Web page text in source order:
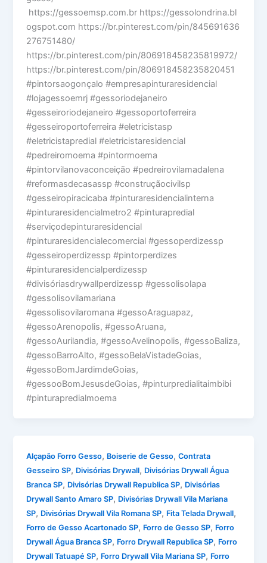
https://gessoemsp.com.br https://gessolondrina.bl
ogspot.com https://br.pinterest.com/pin/845691636
276751480/
https://br.pinterest.com/pin/806918458235819972/
https://br.pinterest.com/pin/806918458235820451
#pintorsaogonçalo #empresapinturaresidencial
#lojagessoemrj #gessoriodejaneiro
#gesseiroriodejaneiro #gessoportoferreira
#gesseiroportoferreira #eletricistasp
#eletricistapredial #eletricistaresidencial
#pedreiromoema #pintormoema
#pintorvilanovaconceição #pedreirovilamadalena
#reformasdecasassp #construçãocivilsp
#gesseiropiracicaba #pinturaresidencialinterna
#pinturaresidencialmetro2 #pinturapredial
#serviçodepinturaresidencial
#pinturaresidencialecomercial #gessoperdizessp
#gesseiroperdizessp #pintorperdizes
#pinturaresidencialperdizessp
#divisóriasdrywallperdizessp #gessolisolapa
#gessolisovilamariana
#gessolisovilaromana #gessoAraguapaz,
#gessoArenopolis, #gessoAruana,
#gessoAurilandia, #gessoAvelinopolis, #gessoBaliza,
#gessoBarroAlto, #gessoBelaVistadeGoias,
#gessoBomJardimdeGoias,
#gessooBomJesusdeGoias, #pinturpredialitaimbibi
#pinturapredialmoema
Alçapão Forro Gesso, Boiserie de Gesso,Contrata
Gesseiro SP, Divisórias Drywall, Divisórias Drywall Água
Branca SP, Divisórias Drywall Republica SP, Divisórias
Drywall Santo Amaro SP, Divisórias Drywall Vila Mariana
SP, Divisórias Drywall Vila Romana SP, Fita Telada Drywall,
Forro de Gesso Acartonado SP, Forro de Gesso SP, Forro
Drywall Água Branca SP, Forro Drywall Republica SP, Forro
Drywall Tatuapé SP, Forro Drywall Vila Mariana SP, Forro